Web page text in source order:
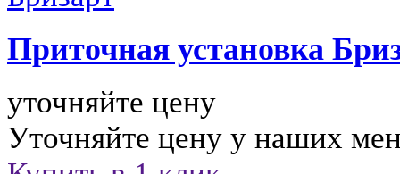
Приточная установка
уточняйте цену
Уточняйте цену у наших